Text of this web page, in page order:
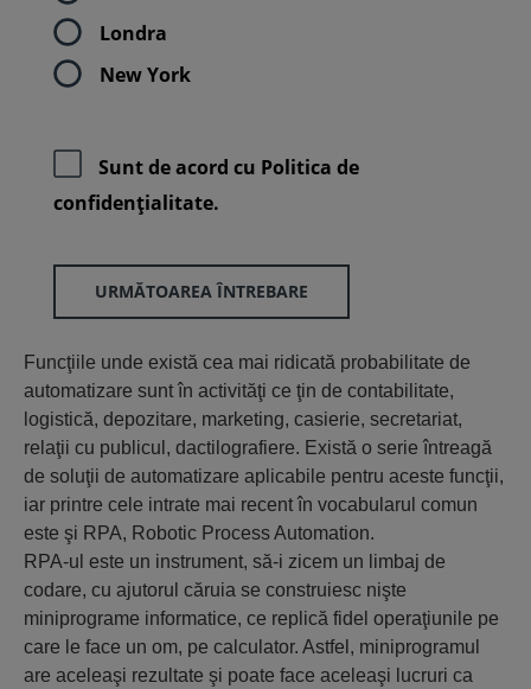
Londra
New York
Sunt de acord cu Politica de
confidenţialitate.
URMĂTOAREA ÎNTREBARE
Funcţiile unde există cea mai ridicată probabilitate de
automatizare sunt în activităţi ce ţin de contabilitate,
logistică, depozitare, marketing, casierie, secretariat,
relaţii cu publicul, dactilografiere. Există o serie întreagă
de soluţii de automatizare aplicabile pentru aceste funcţii,
iar printre cele intrate mai recent în vocabularul comun
este şi RPA, Robotic Process Automation.
RPA-ul este un instrument, să-i zicem un limbaj de
codare, cu ajutorul căruia se construiesc nişte
miniprograme informatice, ce replică fidel operaţiunile pe
care le face un om, pe calculator. Astfel, miniprogramul
are aceleaşi rezultate şi poate face aceleaşi lucruri ca